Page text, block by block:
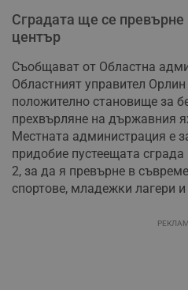
Сградата ще се превърне
център
Съобщават от Областна
Областният управител
положително становище за
прехвърляне на държавния
Местната администрация е
придобие пустеещата
2, за да я превърне в
спортове, младежки лагери